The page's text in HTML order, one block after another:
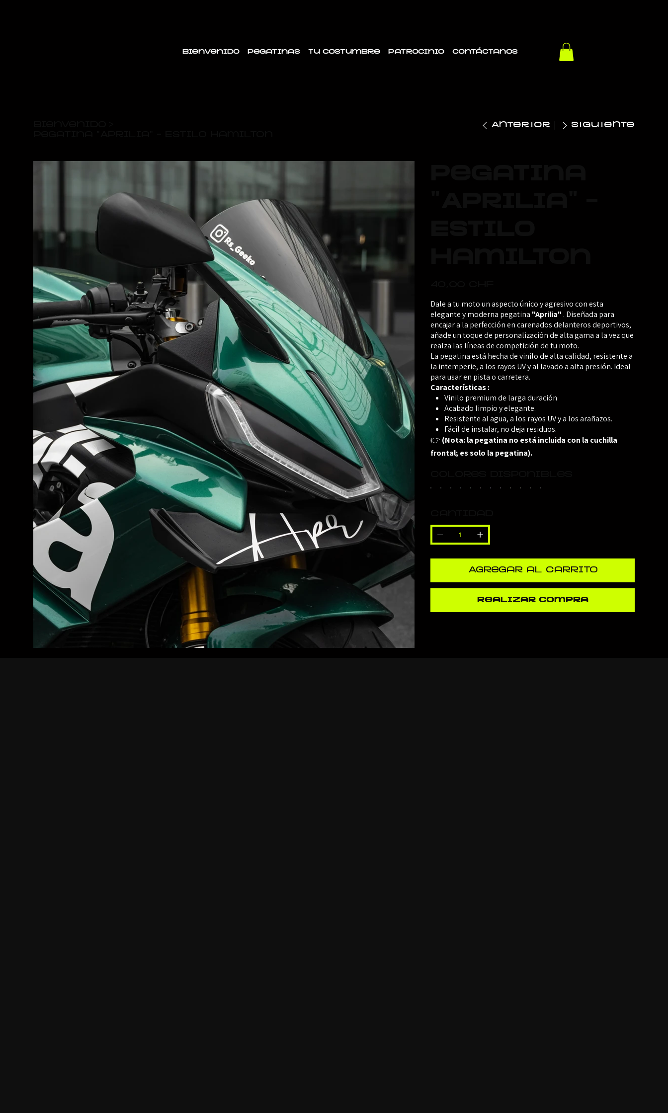
Bienvenido Pegatinas Tu costumbre Patrocinio Contáctanos
Anterior Siguiente
Dale a tu moto un aspecto único y agresivo con esta
elegante y moderna pegatina "Aprilia" . Diseñada para
encajar a la perfección en carenados delanteros deportivos,
añade un toque de personalización de alta gama a la vez que
realza las líneas de competición de tu moto.
La pegatina está hecha de vinilo de alta calidad, resistente a
la intemperie, a los rayos UV y al lavado a alta presión. Ideal
para usar en pista o carretera.
Características :
Vinilo premium de larga duración
Acabado limpio y elegante.
Resistente al agua, a los rayos UV y a los arañazos.
Fácil de instalar, no deja residuos.
👉 (Nota: la pegatina no está incluida con la cuchilla
frontal; es solo la pegatina).
Agregar al carrito
Realizar compra